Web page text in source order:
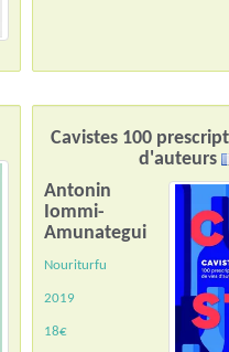
Cavistes 100
d'auteurs
Antonin
Iommi-
Amunategui
Nouriturfu
2019
18€